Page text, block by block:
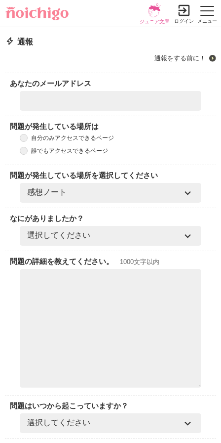
メニュー
ジュニア文庫 ログイン
通報
通報をする前に！
あなたのメールアドレス
問題が発生している場所は
自分のみアクセスできるページ
誰でもアクセスできるページ
問題が発生している場所を選択してください
なにがありましたか？
問題の詳細を教えてください。 1000文字以内
問題はいつから起こっていますか？